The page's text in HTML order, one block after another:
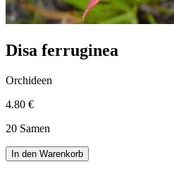
Disa ferruginea
Orchideen
4.80 €
20 Samen
In den Warenkorb